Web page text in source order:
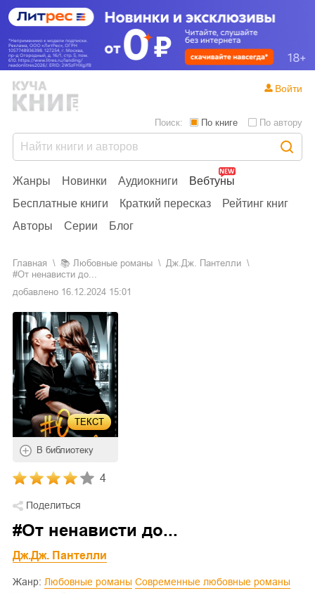
Жанры Новинки Аудиокниги
Вебтуны
Бесплатные книги
Краткий пересказ
Рейтинг книг
Авторы
Серии Блог
Поиск: По книге По автору
Войти
Главная 📚 любовные романы
Дж.Дж. Пантелли
#От ненависти до...
добавлено 16.12.2024 15:01
ТЕКСТ
В библиотеку
4
Поделиться
#От ненависти до...
Дж.Дж. Пантелли
Жанр: Любовные романы
Современные любовные романы